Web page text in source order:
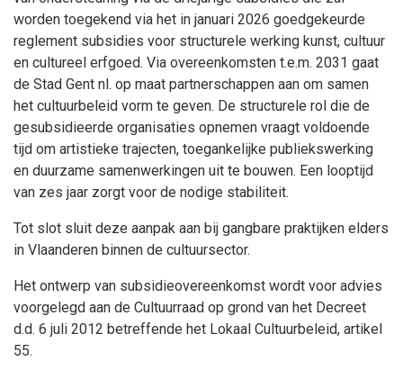
worden toegekend via het in januari 2026 goedgekeurde
reglement subsidies voor structurele werking kunst, cultuur
en cultureel erfgoed. Via overeenkomsten t.e.m. 2031 gaat
de Stad Gent nl. op maat partnerschappen aan om samen
het cultuurbeleid vorm te geven. De structurele rol die de
gesubsidieerde organisaties opnemen vraagt voldoende
tijd om artistieke trajecten, toegankelijke publiekswerking
en duurzame samenwerkingen uit te bouwen. Een looptijd
van zes jaar zorgt voor de nodige stabiliteit.
Tot slot sluit deze aanpak aan bij gangbare praktijken elders
in Vlaanderen binnen de cultuursector.
Het ontwerp van subsidieovereenkomst wordt voor advies
voorgelegd aan de Cultuurraad op grond van het Decreet
d.d. 6 juli 2012 betreffende het Lokaal Cultuurbeleid, artikel
55.